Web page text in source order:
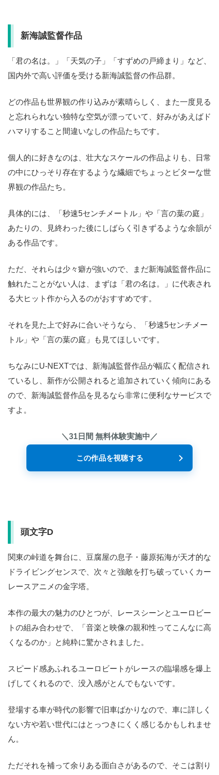
新海誠監督作品
「君の名は。」「天気の子」「すずめの戸締まり」など、
国内外で高い評価を受ける新海誠監督の作品群。
どの作品も世界観の作り込みが素晴らしく、また一度見る
と忘れられない独特な空気が漂っていて、好みがあえばド
ハマりすること間違いなしの作品たちです。
個人的に好きなのは、壮大なスケールの作品よりも、日常
の中にひっそり存在するような繊細でちょっとビターな世
界観の作品たち。
具体的には、「秒速5センチメートル」や「言の葉の庭」
あたりの、見終わった後にしばらく引きずるような余韻が
ある作品です。
ただ、それらは少々癖が強いので、まだ新海誠監督作品に
触れたことがない人は、まずは「君の名は。」に代表され
る大ヒット作から入るのがおすすめです。
それを見た上で好みに合いそうなら、「秒速5センチメー
トル」や「言の葉の庭」も見てほしいです。
ちなみにU-NEXTでは、新海誠監督作品が幅広く配信され
ているし、新作が公開されると追加されていく傾向にある
ので、新海誠監督作品を見るなら非常に便利なサービスで
すよ。
＼31日間 無料体験実施中／
この作品を視聴する
頭文字D
関東の峠道を舞台に、豆腐屋の息子・藤原拓海が天才的な
ドライビングセンスで、次々と強敵を打ち破っていくカー
レースアニメの金字塔。
本作の最大の魅力のひとつが、レースシーンとユーロビー
トの組み合わせで、「音楽と映像の親和性ってこんなに高
くなるのか」と純粋に驚かされました。
スピード感あふれるユーロビートがレースの臨場感を爆上
げしてくれるので、没入感がとんでもないです。
登場する車が時代の影響で旧車ばかりなので、車に詳しく
ない方や若い世代にはとっつきにくく感じるかもしれませ
ん。
ただそれを補って余りある面白さがあるので、そこは割り